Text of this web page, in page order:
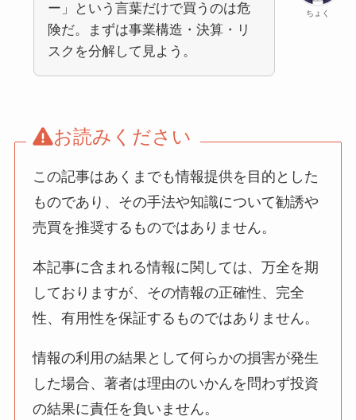
ちょく
ー」という言葉だけで買うのは危
険だ。まずは事業構造・決算・リ
スクを分解して見よう。
お読みください
この記事はあくまでも情報提供を目的とした
ものであり、その手法や知識について勧誘や
売買を推奨するものではありません。
本記事に含まれる情報に関しては、万全を期
しておりますが、その情報の正確性、完全
性、有用性を保証するものではありません。
情報の利用の結果として何らかの損害が発生
した場合、著者は理由のいかんを問わず投資
の結果に責任を負いません。